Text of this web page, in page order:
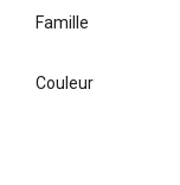
famille
couleur